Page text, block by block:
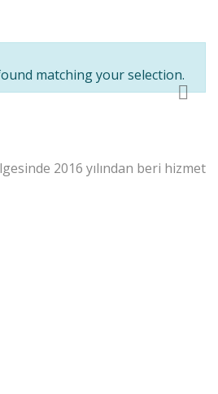
matching your selection.
2016 yılından beri hizmet